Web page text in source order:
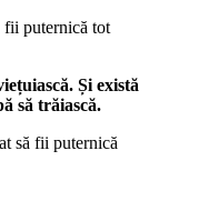
fii puternică tot
Și există
să trăiască.
să fii puternică